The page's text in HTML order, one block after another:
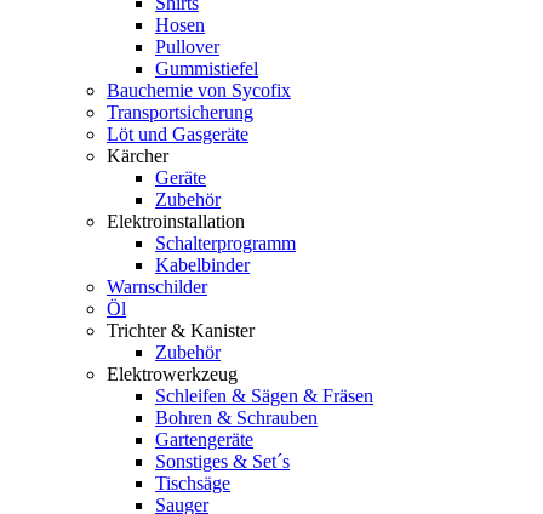
Hosen
Pullover
Gummistiefel
Bauchemie von Sycofix
Transportsicherung
Löt und Gasgeräte
Kärcher
Geräte
Zubehör
Elektroinstallation
Schalterprogramm
Kabelbinder
Warnschilder
Öl
Trichter & Kanister
Zubehör
Elektrowerkzeug
Schleifen & Sägen & Fräsen
Bohren & Schrauben
Gartengeräte
Sonstiges & Set´s
Tischsäge
Sauger